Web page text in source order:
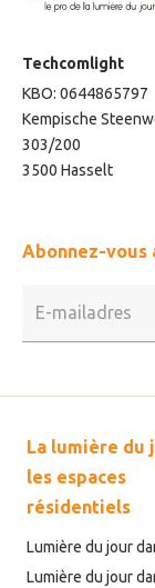
Techcomlight
KBO: 0644865797
Kempische
303/200
3500 Hasselt
Abonnez-
La lumière du
les espaces
résidentiels
Lumière du jour
Lumière du jour